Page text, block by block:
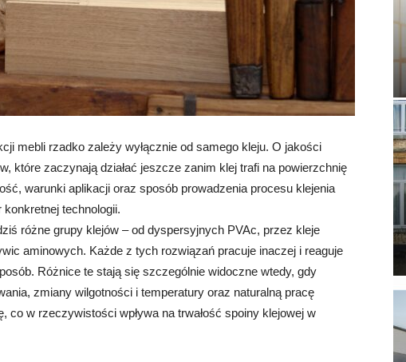
mebli rzadko zależy wyłącznie od samego kleju. O jakości
które zaczynają działać jeszcze zanim klej trafi na powierzchnię
warunki aplikacji oraz sposób prowadzenia procesu klejenia
technologii.
różne grupy klejów – od dyspersyjnych PVAc, przez kleje
aminowych. Każde z tych rozwiązań pracuje inaczej i reaguje
Różnice te stają się szczególnie widoczne wtedy, gdy
zmiany wilgotności i temperatury oraz naturalną pracę
w rzeczywistości wpływa na trwałość spoiny klejowej w